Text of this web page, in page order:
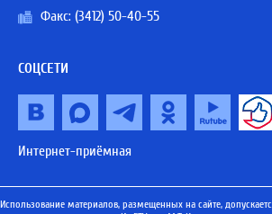
Факс: (3412) 50-40-55
СОЦСЕТИ
Интернет-приёмная
Использование материалов, размещенных на сайте,